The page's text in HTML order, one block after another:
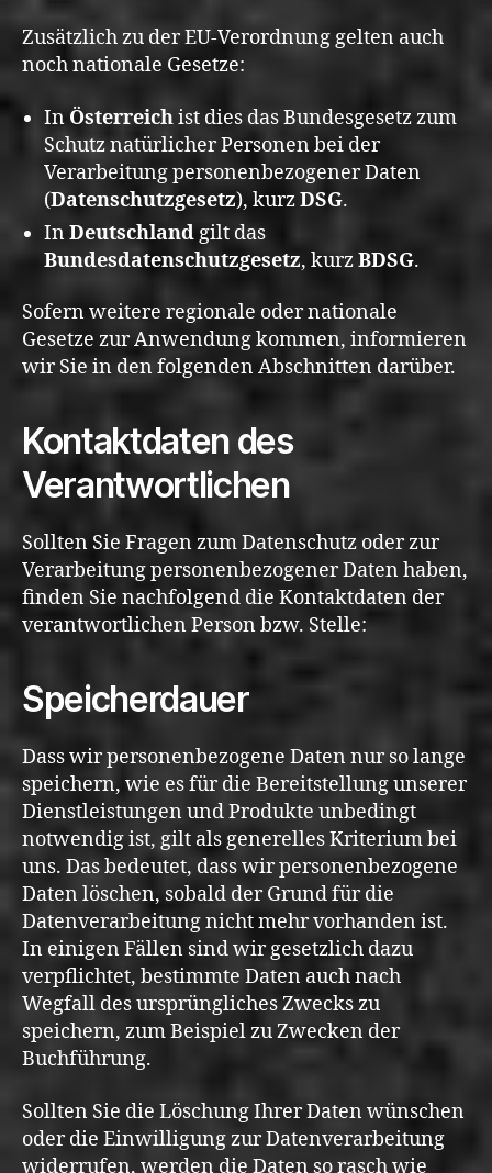
Zusätzlich zu der EU-Verordnung gelten auch
noch nationale Gesetze:
In Österreichist dies das Bundesgesetz zum
Schutz natürlicher Personen bei der
Verarbeitung personenbezogener Daten
(Datenschutzgesetz), kurzDSG.
InDeutschland gilt das
Bundesdatenschutzgesetz, kurzBDSG.
Sofern weitere regionale oder nationale
Gesetze zur Anwendung kommen, informieren
wir Sie in den folgenden Abschnitten darüber.
Kontaktdaten des
Verantwortlichen
Sollten Sie Fragen zum Datenschutz oder zur
Verarbeitung personenbezogener Daten haben,
finden Sie nachfolgend die Kontaktdaten der
verantwortlichen Person bzw. Stelle:
Speicherdauer
Dass wir personenbezogene Daten nur so lange
speichern, wie es für die Bereitstellung unserer
Dienstleistungen und Produkte unbedingt
notwendig ist, gilt als generelles Kriterium bei
uns. Das bedeutet, dass wir personenbezogene
Daten löschen, sobald der Grund für die
Datenverarbeitung nicht mehr vorhanden ist.
In einigen Fällen sind wir gesetzlich dazu
verpflichtet, bestimmte Daten auch nach
Wegfall des ursprüngliches Zwecks zu
speichern, zum Beispiel zu Zwecken der
Buchführung.
Sollten Sie die Löschung Ihrer Daten wünschen
oder die Einwilligung zur Datenverarbeitung
widerrufen, werden die Daten so rasch wie